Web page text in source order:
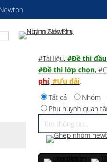
#Tài liệu, #Đề thi
#Đề thi lớp chọn,
phí, #Ưu đãi,
Tất cả
Nhóm
Phụ huynh quan